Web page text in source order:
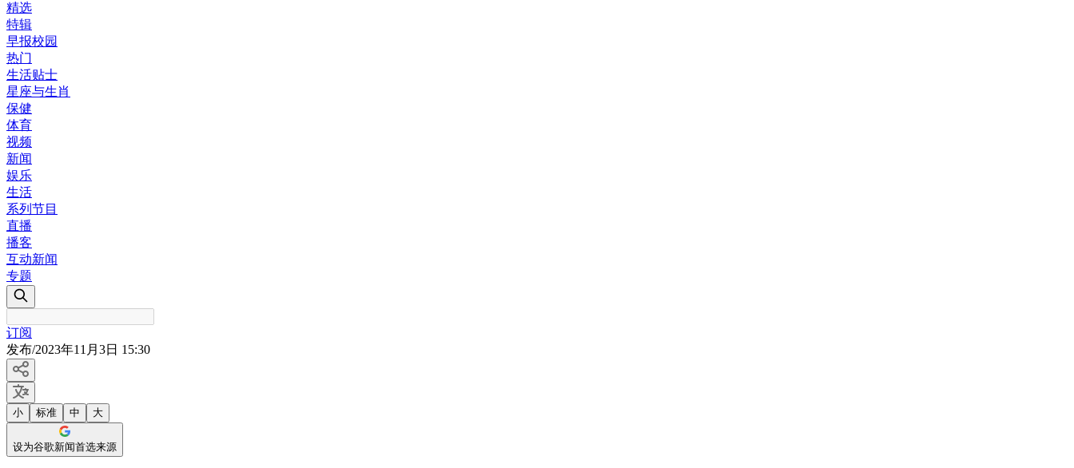
精选
特辑
早报校园
热门
生活贴士
星座与生肖
保健
体育
视频
新闻
娱乐
生活
系列节目
直播
播客
互动新闻
专题
订阅
发布/2023年11月3日 15:30
小 标准 中 大
设为谷歌新闻首选来源